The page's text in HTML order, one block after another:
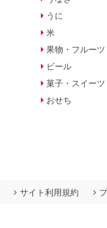
うに
米
果物・フルーツ
ビール
菓子・スイーツ
おせち
サイト利用規約